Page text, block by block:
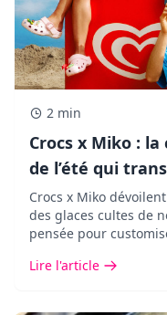
2 min
Crocs x Miko :
de l’été qui
Crocs x Miko
des glaces cultes de
pensée pour
Lire l'article